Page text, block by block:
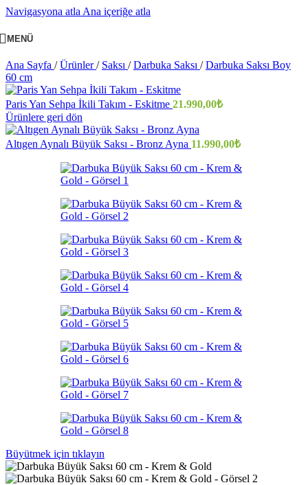
Navigasyona atla Ana içeriğe atla
MENÜ
Ana Sayfa / Ürünler/ Saksı / Darbuka Saksı / Darbuka Saksı Boy
60 cm
Paris Yan Sehpa İkili Takım - Eskitme 21.990,00₺
Ürünlere geri dön
Altıgen Aynalı Büyük Saksı - Bronz Ayna 11.990,00₺
Büyütmek için tıklayın